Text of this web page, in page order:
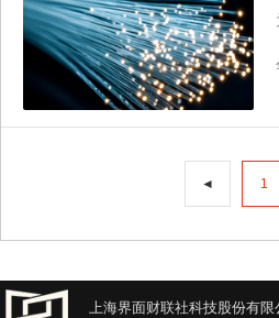
◄ 1
上海界面财联社科技股份有